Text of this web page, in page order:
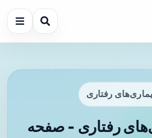
رفتاری
رفتاری - صفحه